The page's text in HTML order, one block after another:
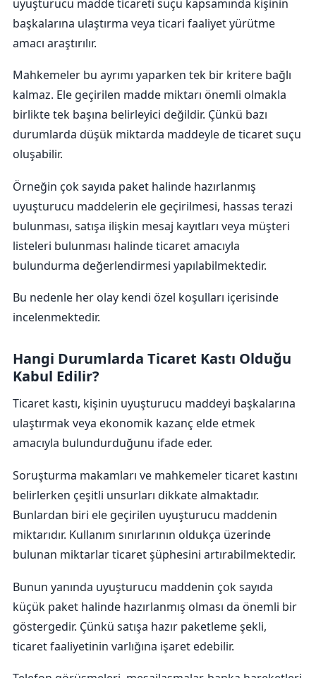
uyuşturucu madde ticareti suçu kapsamında kişinin
başkalarına ulaştırma veya ticari faaliyet yürütme
amacı araştırılır.
Mahkemeler bu ayrımı yaparken tek bir kritere bağlı
kalmaz. Ele geçirilen madde miktarı önemli olmakla
birlikte tek başına belirleyici değildir. Çünkü bazı
durumlarda düşük miktarda maddeyle de ticaret suçu
oluşabilir.
Örneğin çok sayıda paket halinde hazırlanmış
uyuşturucu maddelerin ele geçirilmesi, hassas terazi
bulunması, satışa ilişkin mesaj kayıtları veya müşteri
listeleri bulunması halinde ticaret amacıyla
bulundurma değerlendirmesi yapılabilmektedir.
Bu nedenle her olay kendi özel koşulları içerisinde
incelenmektedir.
Hangi Durumlarda Ticaret Kastı Olduğu
Kabul Edilir?
Ticaret kastı, kişinin uyuşturucu maddeyi başkalarına
ulaştırmak veya ekonomik kazanç elde etmek
amacıyla bulundurduğunu ifade eder.
Soruşturma makamları ve mahkemeler ticaret kastını
belirlerken çeşitli unsurları dikkate almaktadır.
Bunlardan biri ele geçirilen uyuşturucu maddenin
miktarıdır. Kullanım sınırlarının oldukça üzerinde
bulunan miktarlar ticaret şüphesini artırabilmektedir.
Bunun yanında uyuşturucu maddenin çok sayıda
küçük paket halinde hazırlanmış olması da önemli bir
göstergedir. Çünkü satışa hazır paketleme şekli,
ticaret faaliyetinin varlığına işaret edebilir.